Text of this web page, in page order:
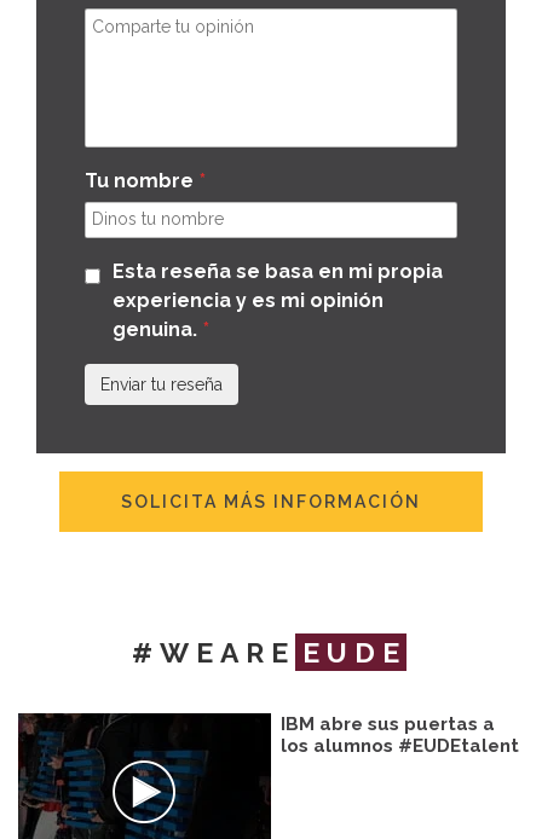
Tu nombre
Esta reseña se basa en mi propia
experiencia y es mi opinión
genuina.
Enviar tu reseña
SOLICITA MÁS INFORMACIÓN
#WEARE EUDE
IBM abre sus puertas a
los alumnos #EUDEtalent